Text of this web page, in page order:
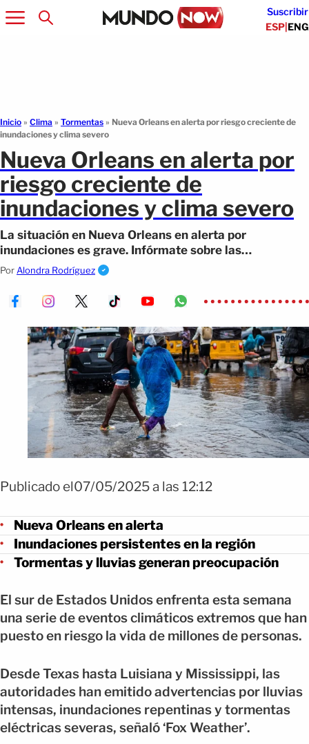
Suscribir
ESP|ENG
Inicio » Clima » Tormentas » Nueva Orleans en alerta por riesgo creciente de
inundaciones y clima severo
Nueva Orleans en alerta por
riesgo creciente de
inundaciones y clima severo
La situación en Nueva Orleans en alerta por
inundaciones es grave. Infórmate sobre las
advertencias y riesgos actuales.
Por Alondra Rodríguez
Publicado el07/05/2025 a las 12:12
Nueva Orleans en alerta
Inundaciones persistentes en la región
Tormentas y lluvias generan preocupación
El sur de Estados Unidos enfrenta esta semana
una serie de eventos climáticos extremos que han
puesto en riesgo la vida de millones de personas.
Desde Texas hasta Luisiana y Mississippi, las
autoridades han emitido advertencias por lluvias
intensas, inundaciones repentinas y tormentas
eléctricas severas, señaló ‘Fox Weather’.